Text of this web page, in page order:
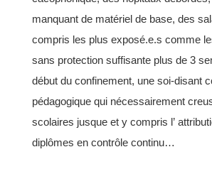
manquant de matériel de base, des
compris les plus exposé.e.s comme
sans protection suffisante plus de 3
début du confinement, une soi-disant
pédagogique qui nécessairement
scolaires jusque et y compris l’
diplômes en contrôle continu…